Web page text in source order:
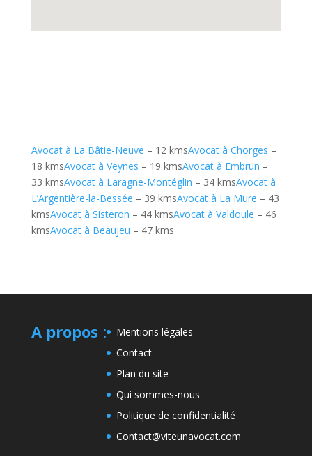
Avocat à La Bâtie-Neuve – 12 kmsAvocat à Chorges –
18 kmsAvocat à Veynes – 19 kmsAvocat à Embrun –
33 kmsAvocat à Laragne-Montéglin – 34 kmsAvocat à
L’Argentière-la-Bessée – 39 kmsAvocat à La Mure – 43
kmsAvocat à Sisteron – 44 kmsAvocat à Valdoule – 46
kmsAvocat à Beaujeu – 47 kms
A propos :
Mentions légales
Contact
Plan du site
Qui sommes-nous
Politique de confidentialité
Contact@viteunavocat.com